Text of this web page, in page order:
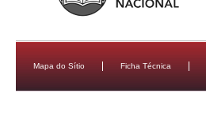
Mapa do Sítio Ficha Técnica